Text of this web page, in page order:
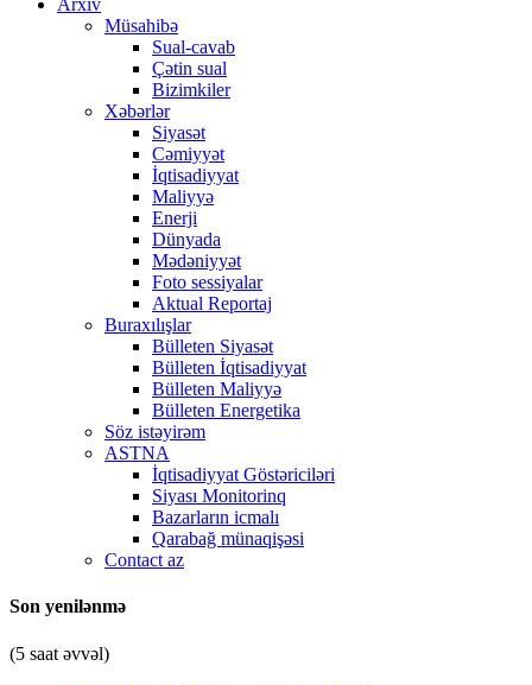
Arxiv
Müsahibə
Sual-cavab
Çətin sual
Bizimkiler
Xəbərlər
Siyasət
Cəmiyyət
İqtisadiyyat
Maliyyə
Enerji
Dünyada
Mədəniyyət
Foto sessiyalar
Aktual Reportaj
Buraxılışlar
Bülleten Siyasət
Bülleten İqtisadiyyat
Bülleten Maliyyə
Bülleten Energetika
Söz istəyirəm
ASTNA
İqtisadiyyat Göstəriciləri
Siyası Monitorinq
Bazarların icmalı
Qarabağ münaqişəsi
Contact az
Son yenilənmə
(5 saat əvvəl)